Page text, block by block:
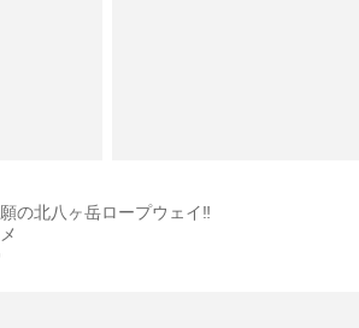
の北八ヶ岳ロープウェイ‼️